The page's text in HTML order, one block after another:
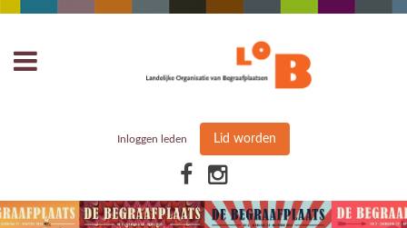
Inloggen leden Lid worden